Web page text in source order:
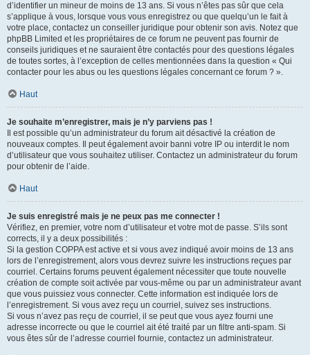
d’identifier un mineur de moins de 13 ans. Si vous n’êtes pas sûr que cela
s’applique à vous, lorsque vous vous enregistrez ou que quelqu’un le fait à
votre place, contactez un conseiller juridique pour obtenir son avis. Notez que
phpBB Limited et les propriétaires de ce forum ne peuvent pas fournir de
conseils juridiques et ne sauraient être contactés pour des questions légales
de toutes sortes, à l’exception de celles mentionnées dans la question « Qui
contacter pour les abus ou les questions légales concernant ce forum ? ».
Haut
Je souhaite m’enregistrer, mais je n’y parviens pas !
Il est possible qu’un administrateur du forum ait désactivé la création de
nouveaux comptes. Il peut également avoir banni votre IP ou interdit le nom
d’utilisateur que vous souhaitez utiliser. Contactez un administrateur du forum
pour obtenir de l’aide.
Haut
Je suis enregistré mais je ne peux pas me connecter !
Vérifiez, en premier, votre nom d’utilisateur et votre mot de passe. S’ils sont
corrects, il y a deux possibilités :
Si la gestion COPPA est active et si vous avez indiqué avoir moins de 13 ans
lors de l’enregistrement, alors vous devrez suivre les instructions reçues par
courriel. Certains forums peuvent également nécessiter que toute nouvelle
création de compte soit activée par vous-même ou par un administrateur avant
que vous puissiez vous connecter. Cette information est indiquée lors de
l’enregistrement. Si vous avez reçu un courriel, suivez ses instructions.
Si vous n’avez pas reçu de courriel, il se peut que vous ayez fourni une
adresse incorrecte ou que le courriel ait été traité par un filtre anti-spam. Si
vous êtes sûr de l’adresse courriel fournie, contactez un administrateur.